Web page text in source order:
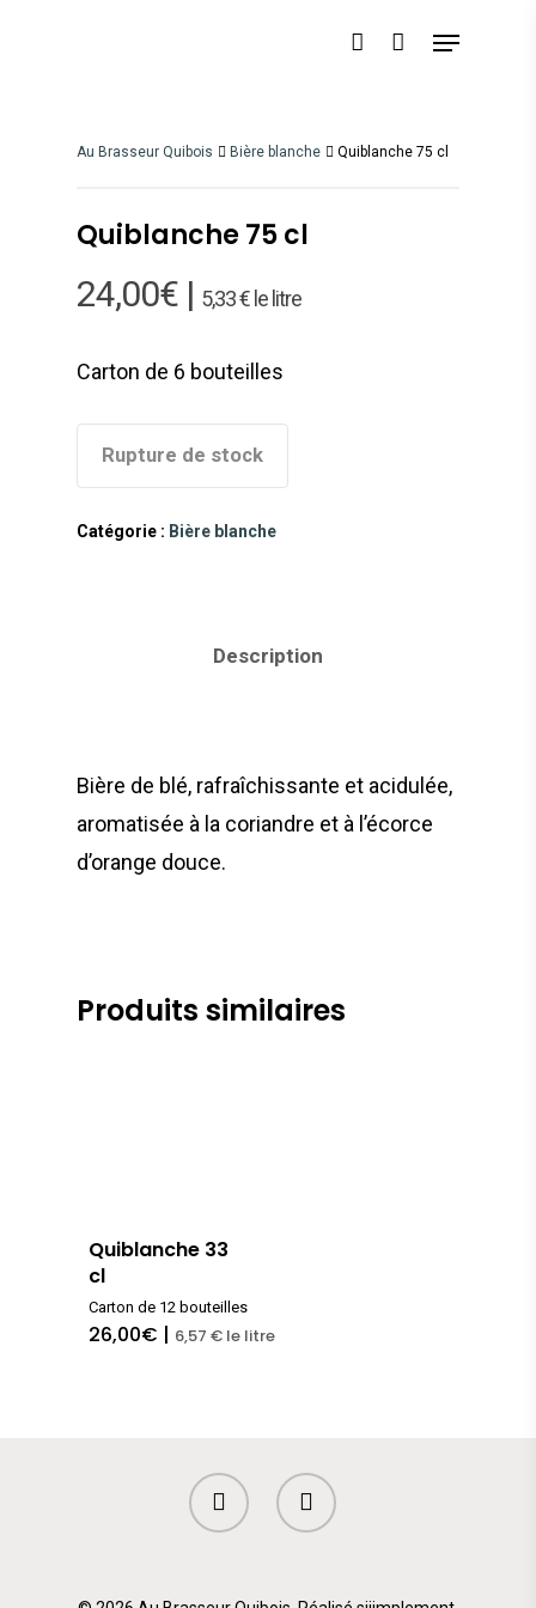
Au Brasseur Quibois Bière blanche Quiblanche 75 cl
Quiblanche 75 cl
24,00€ | 5,33 € le litre
Carton de 6 bouteilles
Rupture de stock
Catégorie : Bière blanche
Description
Bière de blé, rafraîchissante et acidulée,
aromatisée à la coriandre et à l’écorce
d’orange douce.
Produits similaires
Quiblanche 33
cl
Carton de 12 bouteilles
26,00€ | 6,57 € le litre
commande en ligne
Bière blonde